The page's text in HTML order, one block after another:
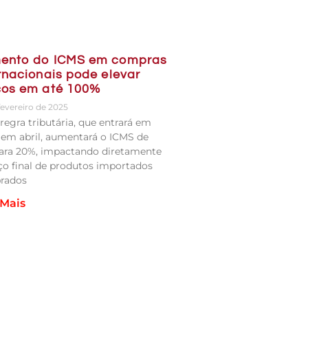
do ICMS em compras
pode elevar
em até 100%
de 2025
tributária, que entrará em
abril, aumentará o ICMS de
20%, impactando diretamente
final de produtos importados